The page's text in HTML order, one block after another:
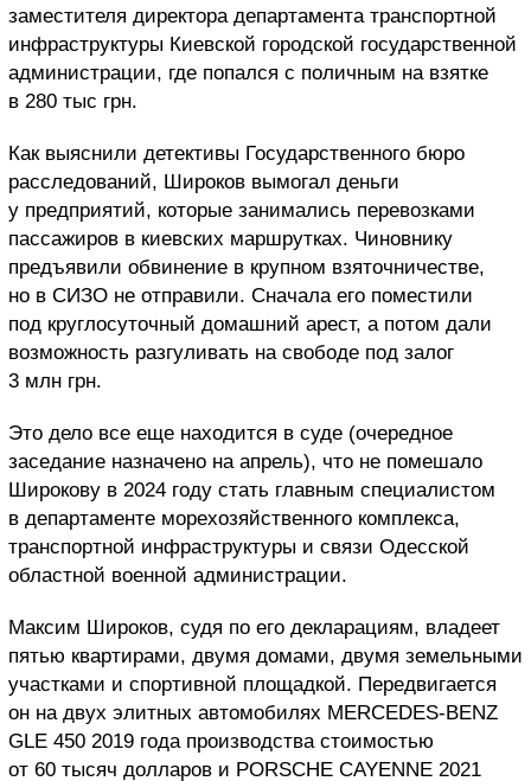
заместителя директора департамента транспортной
инфраструктуры Киевской городской государственной
администрации, где попался с поличным на взятке
в 280 тыс грн.
Как выяснили детективы Государственного бюро
расследований, Широков вымогал деньги
у предприятий, которые занимались перевозками
пассажиров в киевских маршрутках. Чиновнику
предъявили обвинение в крупном взяточничестве,
но в СИЗО не отправили. Сначала его поместили
под круглосуточный домашний арест, а потом дали
возможность разгуливать на свободе под залог
3 млн грн.
Это дело все еще находится в суде (очередное
заседание назначено на апрель), что не помешало
Широкову в 2024 году стать главным специалистом
в департаменте морехозяйственного комплекса,
транспортной инфраструктуры и связи Одесской
областной военной администрации.
Максим Широков, судя по его декларациям, владеет
пятью квартирами, двумя домами, двумя земельными
участками и спортивной площадкой. Передвигается
он на двух элитных автомобилях MERCEDES-BENZ
GLE 450 2019 года производства стоимостью
от 60 тысяч долларов и PORSCHE CAYENNE 2021